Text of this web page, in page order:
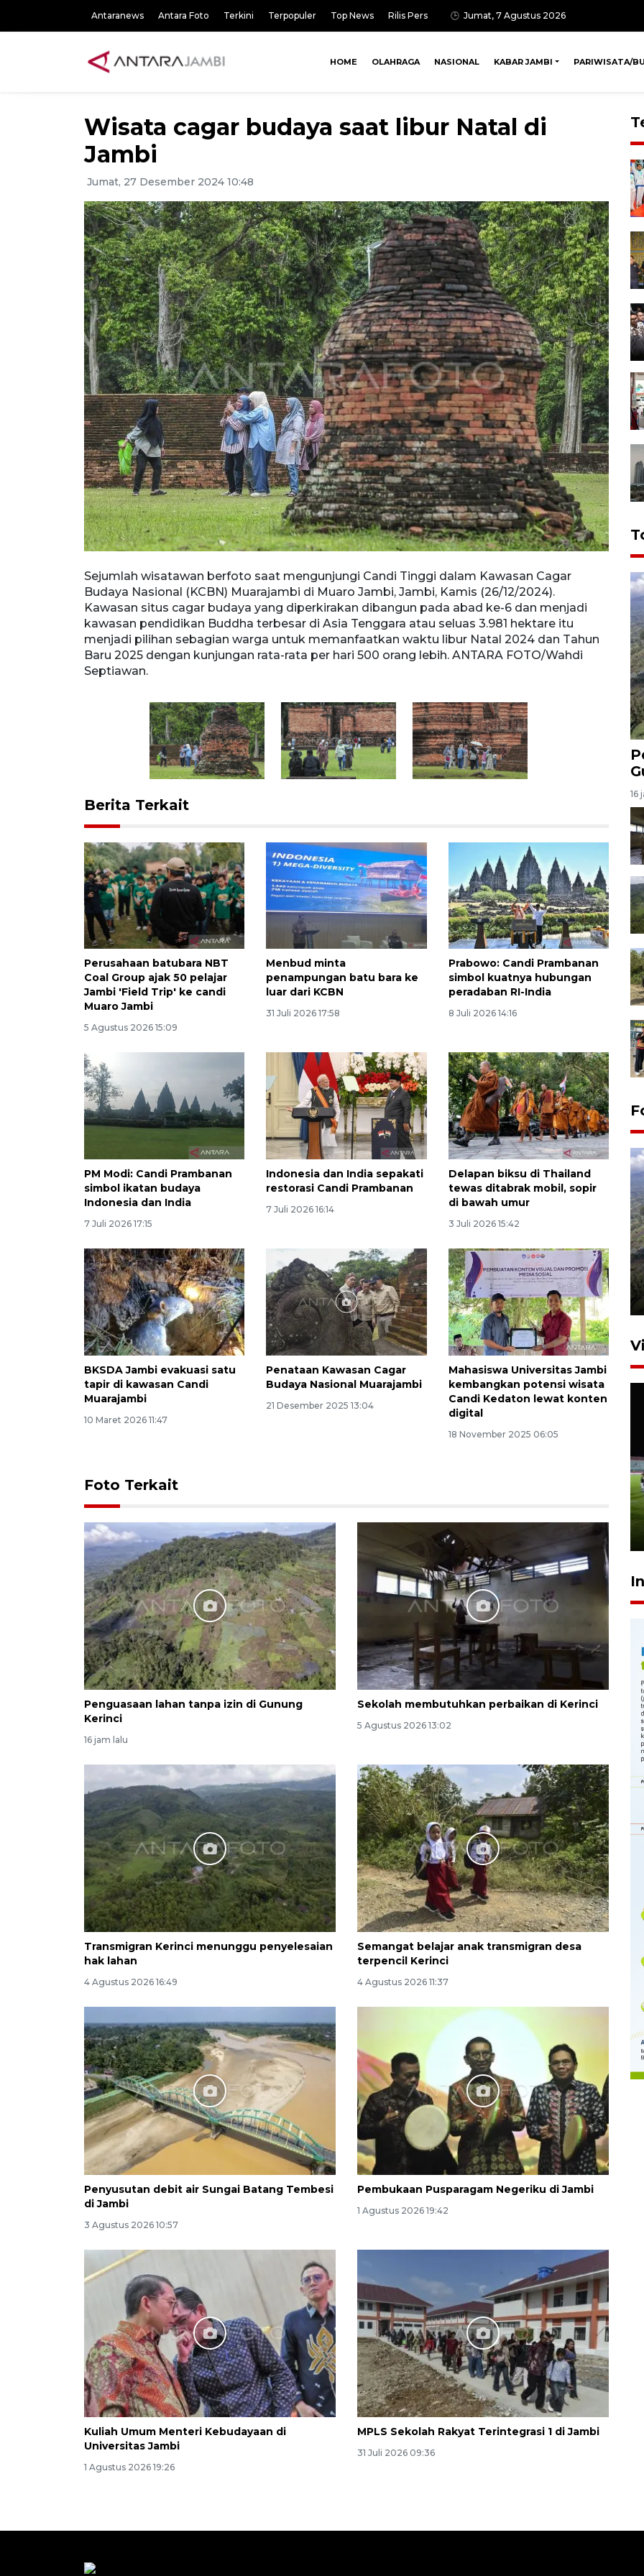
Antaranews Antara Foto Terkini Terpopuler Top News Rilis Pers Jumat, 7 Agustus 2026
HOME OLAHRAGA NASIONAL KABAR JAMBI PARIWISATA/
Wisata cagar budaya saat libur Natal di
Jambi
Jumat, 27 Desember 2024 10:48
Sejumlah wisatawan berfoto saat mengunjungi Candi Tinggi dalam Kawasan Cagar
Budaya Nasional (KCBN) Muarajambi di Muaro Jambi, Jambi, Kamis (26/12/2024).
Kawasan situs cagar budaya yang diperkirakan dibangun pada abad ke-6 dan menjadi
kawasan pendidikan Buddha terbesar di Asia Tenggara atau seluas 3.981 hektare itu
menjadi pilihan sebagian warga untuk memanfaatkan waktu libur Natal 2024 dan Tahun
Baru 2025 dengan kunjungan rata-rata per hari 500 orang lebih. ANTARA FOTO/Wahdi
Septiawan.
Berita Terkait
Perusahaan batubara NBT
Coal Group ajak 50 pelajar
Jambi 'Field Trip' ke candi
Muaro Jambi
5 Agustus 2026 15:09
Menbud minta
penampungan batu bara ke
luar dari KCBN
31 Juli 2026 17:58
Prabowo: Candi Prambanan
simbol kuatnya hubungan
peradaban RI-India
8 Juli 2026 14:16
PM Modi: Candi Prambanan
simbol ikatan budaya
Indonesia dan India
7 Juli 2026 17:15
Indonesia dan India sepakati
restorasi Candi Prambanan
7 Juli 2026 16:14
Delapan biksu di Thailand
tewas ditabrak mobil, sopir
di bawah umur
3 Juli 2026 15:42
BKSDA Jambi evakuasi satu
tapir di kawasan Candi
Muarajambi
10 Maret 2026 11:47
Penataan Kawasan Cagar
Budaya Nasional Muarajambi
21 Desember 2025 13:04
Mahasiswa Universitas Jambi
kembangkan potensi wisata
Candi Kedaton lewat konten
digital
18 November 2025 06:05
Foto Terkait
Penguasaan lahan tanpa izin di Gunung
Kerinci
16 jam lalu
Sekolah membutuhkan perbaikan di Kerinci
5 Agustus 2026 13:02
Transmigran Kerinci menunggu penyelesaian
hak lahan
4 Agustus 2026 16:49
Semangat belajar anak transmigran desa
terpencil Kerinci
4 Agustus 2026 11:37
Penyusutan debit air Sungai Batang Tembesi
di Jambi
3 Agustus 2026 10:57
Pembukaan Pusparagam Negeriku di Jambi
1 Agustus 2026 19:42
Kuliah Umum Menteri Kebudayaan di
Universitas Jambi
1 Agustus 2026 19:26
MPLS Sekolah Rakyat Terintegrasi 1 di Jambi
31 Juli 2026 09:36
16
Penyusutan debit air Sungai
Batang Tembesi di Jambi
3 Agustus 2026 10:57
Memberantas kejahatan
jalanan Jakarta
2026-08-05 18:00:00